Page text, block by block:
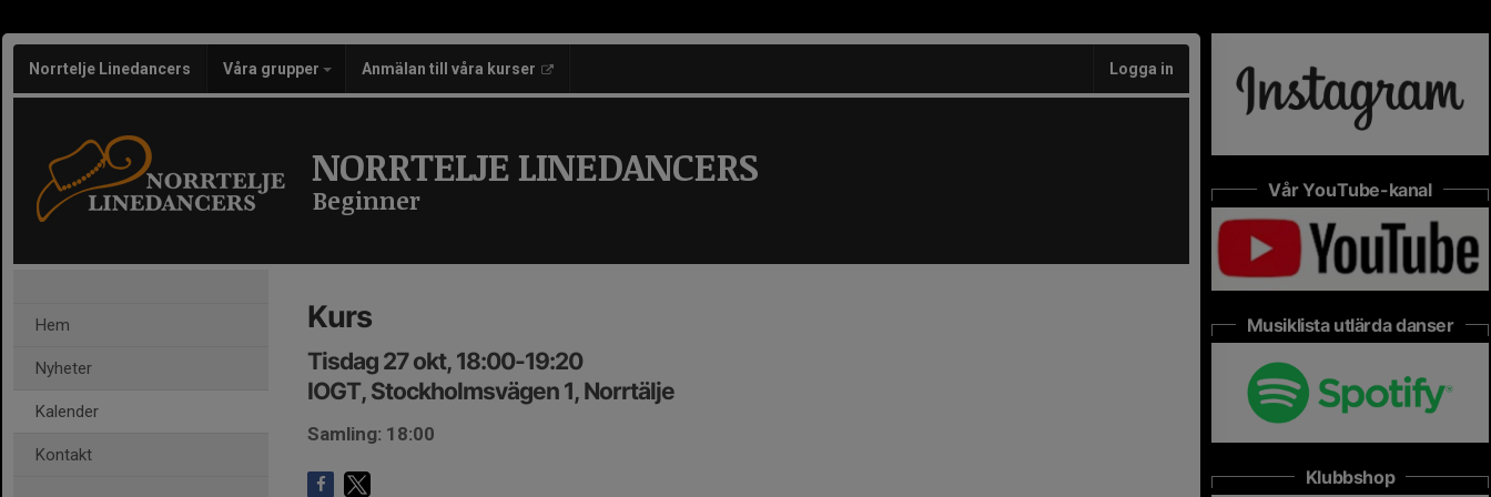
Norrtelje Linedancers Våra grupper Anmälan till våra kurser Logga in
NORRTELJE LINEDANCERS
Beginner
Hem
Nyheter
Kalender
Kontakt
Kurs
Tisdag 27 okt, 18:00-19:20
IOGT, Stockholmsvägen 1, Norrtälje
Samling: 18:00
Vår YouTube-kanal
Musiklista utlärda danser
Klubbshop